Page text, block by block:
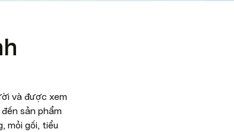
và được xem
sản phẩm
mỏi gối, tiểu